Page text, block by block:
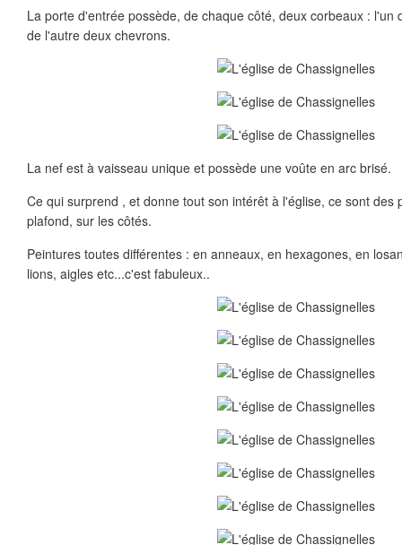
La porte d'entrée possède, de chaque côté, deux corbeaux : l'un
de l'autre deux chevrons.
La nef est à vaisseau unique et possède une voûte en arc brisé.
Ce qui surprend , et donne tout son intérêt à l'église, ce sont des
plafond, sur les côtés.
Peintures toutes différentes : en anneaux, en hexagones, en
lions, aigles etc...c'est fabuleux..